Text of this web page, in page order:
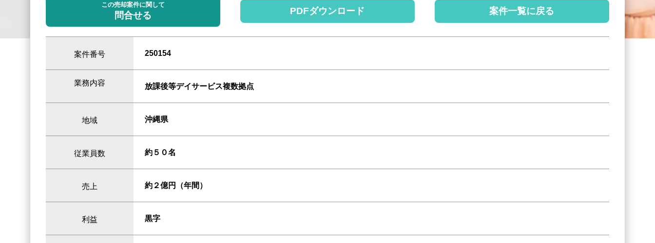
この売却案件に関して
問合せる PDFダウンロード 案件一覧に戻る
案件番号 250154
業務内容 放課後等デイサービス複数拠点
地域 沖縄県
従業員数 約５０名
売上 約２億円（年間）
利益 黒字